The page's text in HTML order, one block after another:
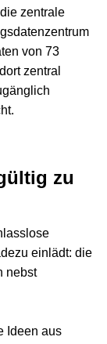
zentrale
von 73
zentral
zu
einlädt: die
nebst
Ideen aus